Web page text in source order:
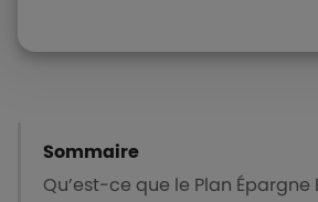
Sommaire
Qu’est-ce que le Plan Épargne